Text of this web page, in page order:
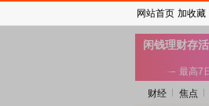
财经 焦点
网站首页 加收藏